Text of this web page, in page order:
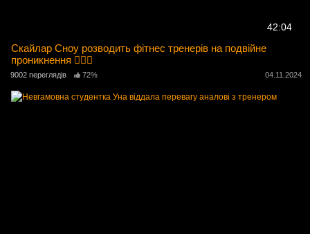
42:04
Скайлар Сноу розводить фітнес тренерів на подвійне
проникнення 🏋️‍♂️🍑
9002 переглядів 72% 04.11.2024